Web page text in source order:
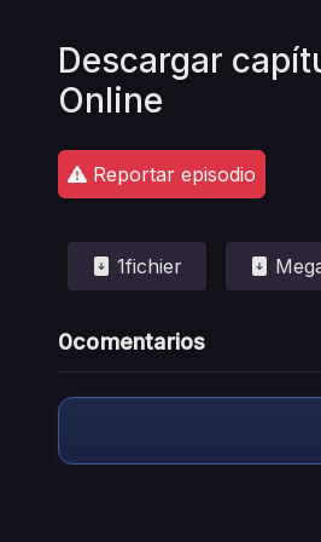
Descargar
Online
Reportar episodio
1fichier
0comentarios